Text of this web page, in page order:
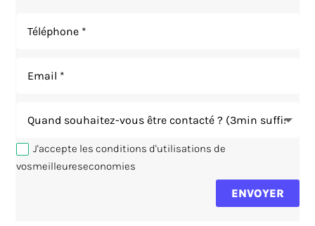
J'accepte les conditions d'utilisations de
vosmeilleureseconomies
ENVOYER